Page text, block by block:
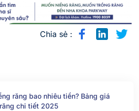
Chia sẻ :
răng bao nhiêu tiền? Bảng giá
chi tiết 2025